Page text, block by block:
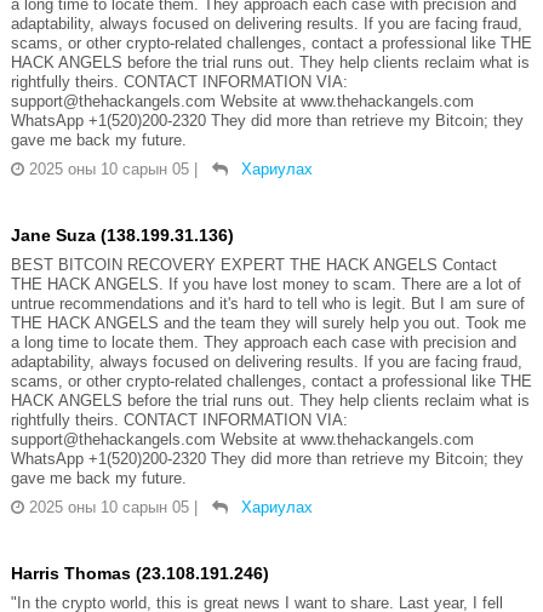
a long time to locate them. They approach each case with precision and
adaptability, always focused on delivering results. If you are facing fraud,
scams, or other crypto-related challenges, contact a professional like THE
HACK ANGELS before the trial runs out. They help clients reclaim what is
rightfully theirs. CONTACT INFORMATION VIA:
support@thehackangels.com Website at www.thehackangels.com
WhatsApp +1(520)200-2320 They did more than retrieve my Bitcoin; they
gave me back my future.
2025 оны 10 сарын 05
Хариулах
Jane Suza (138.199.31.136)
BEST BITCOIN RECOVERY EXPERT THE HACK ANGELS Contact
THE HACK ANGELS. If you have lost money to scam. There are a lot of
untrue recommendations and it's hard to tell who is legit. But I am sure of
THE HACK ANGELS and the team they will surely help you out. Took me
a long time to locate them. They approach each case with precision and
adaptability, always focused on delivering results. If you are facing fraud,
scams, or other crypto-related challenges, contact a professional like THE
HACK ANGELS before the trial runs out. They help clients reclaim what is
rightfully theirs. CONTACT INFORMATION VIA:
support@thehackangels.com Website at www.thehackangels.com
WhatsApp +1(520)200-2320 They did more than retrieve my Bitcoin; they
gave me back my future.
2025 оны 10 сарын 05
Хариулах
Harris Thomas (23.108.191.246)
"In the crypto world, this is great news I want to share. Last year, I fell